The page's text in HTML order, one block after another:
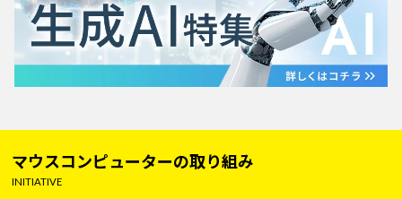
マウスコンピューターの取り組み
INITIATIVE